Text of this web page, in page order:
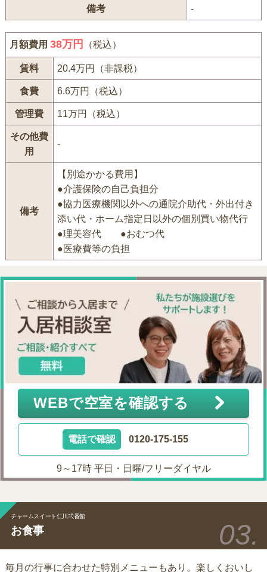
備考 -
月額費用38万円 （税込）
賃料 20.4万円（非課税）
食費 6.6万円（税込）
管理費 11万円（税込）
その他費
用
-
備考
【別途かかる費用】
●介護保険の自己負担分
●協力医療機関以外への通院介助代・外出付き
添い代・ホーム指定日以外の個別買い物代行
●理美容代 ●おむつ代
●医療費等の負担
WEBで空室を確認する
電話で確認 0120-175-155
9～17時 平日・日曜/フリーダイヤル
チャームスイート仁川弐番館
お食事
毎月の行事に合わせた特別メニューもあり。楽しくおいし